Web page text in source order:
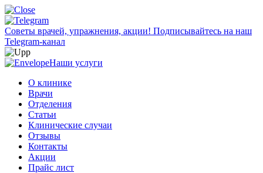
Советы врачей, упражнения, акции! Подписывайтесь на наш
Telegram-канал
Наши услуги
О клинике
Врачи
Отделения
Статьи
Клинические случаи
Отзывы
Контакты
Акции
Прайс лист